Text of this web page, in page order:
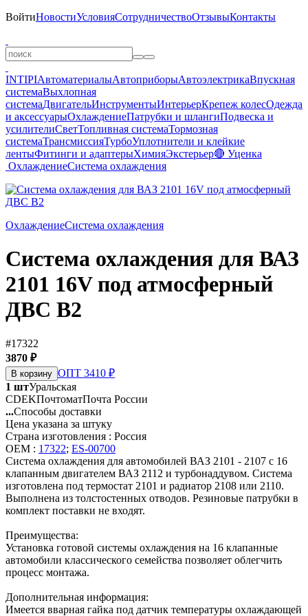
ВойтиНовостиУсловияСотрудничествоОтзывыКонтакты
INTIPIАвтоматериалыАвтоприборыАвтоэлектрикаВпускная
системаВыхлопная
системаДвигательИнструментыИнтерьерКрепеж колесОдежда
и аксессуарыОхлаждениеПатрубки и шлангиПодвеска и
усилителиСветТопливная системаТормозная
системаТрансмиссияТурбоУплотнители и клейкие
лентыФитинги и адаптерыХимияЭкстерьер🔴 Уценка
ОхлаждениеСистема охлаждения
ОхлаждениеСистема охлаждения
Система охлаждения для ВАЗ
2101 16V под атмосферный
ДВС B2
#17322
3870 ₽
В корзину ОПТ 3410 ₽
1 штУральская
CDEKПочтоматПочта России
...Способы доставки
Цена указана за штуку
Страна изготовления : Россия
OEM : 17322; ES-00700
Система охлаждения для автомобилей ВАЗ 2101 - 2107 с 16
клапанным двигателем ВАЗ 2112 и турбонаддувом. Система
изготовлена под термостат 2101 и радиатор 2108 или 2110.
Выполнена из толстостенных отводов. Резиновые патрубки в
комплект поставки не входят.
Преимущества:
Установка готовой системы охлаждения на 16 клапанные
автомобили классического семейства позволяет облегчить
процесс монтажа.
Дополнительная информация:
Имеется вварная гайка под датчик температуры охлаждающей